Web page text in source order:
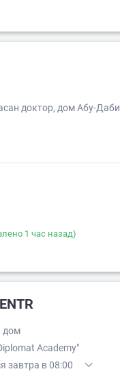
доктор, дом Абу-Даби
1 час назад)
дом
Academy"
завтра в 08:00